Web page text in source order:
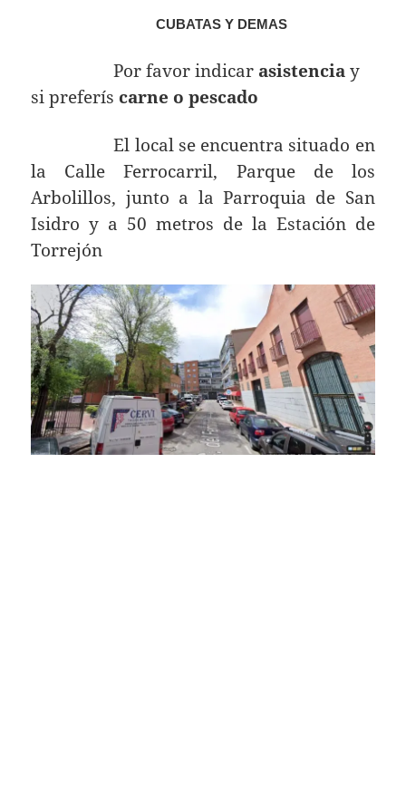
CUBATAS Y DEMAS
Por favor indicar asistencia y
si preferís carne o pescado
El local se encuentra situado en
la Calle Ferrocarril, Parque de los
Arbolillos, junto a la Parroquia de San
Isidro y a 50 metros de la Estación de
Torrejón